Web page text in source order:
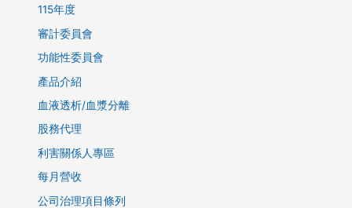
115年度
審計委員會
功能性委員會
產品介紹
血液透析/血漿分離
股務代理
利害關係人專區
每月營收
公司治理項目條列